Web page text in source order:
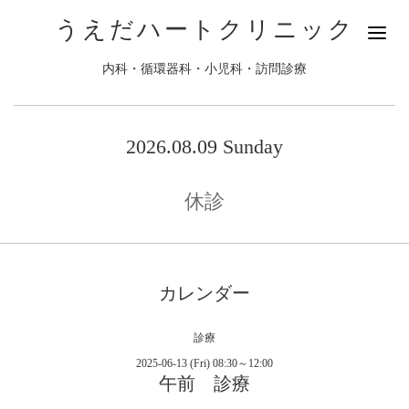
うえだハートクリニック
内科・循環器科・小児科・訪問診療
2026.08.09 Sunday
休診
カレンダー
診療
2025-06-13 (Fri) 08:30～12:00
午前 診療